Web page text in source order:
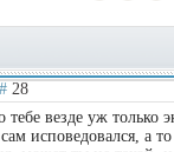
28
везде уж только
исповедовался, а